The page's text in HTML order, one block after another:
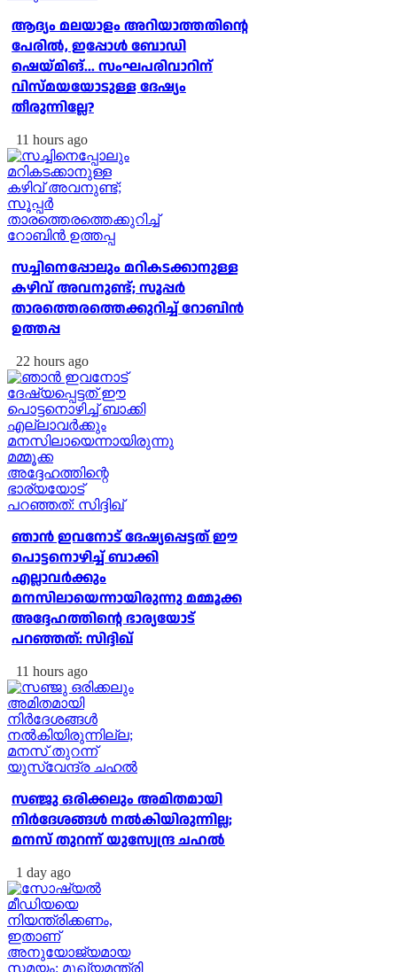
ആദ്യം മലയാളം അറിയാത്തതിന്റെ
പേരില്‍, ഇപ്പോള്‍ ബോഡി
ഷെയ്മിങ്... സംഘപരിവാറിന്
വിസ്മയയോടുള്ള ദേഷ്യം
തീരുന്നില്ലേ?
11 hours ago
സച്ചിനെപ്പോലും മറികടക്കാനുള്ള
കഴിവ് അവനുണ്ട്; സൂപ്പര്‍
താരത്തെരത്തെക്കുറിച്ച് റോബിന്‍
ഉത്തപ്പ
22 hours ago
ഞാന്‍ ഇവനോട് ദേഷ്യപ്പെട്ടത് ഈ
പൊട്ടനൊഴിച്ച് ബാക്കി
എല്ലാവര്‍ക്കും
മനസിലായെന്നായിരുന്നു മമ്മൂക്ക
അദ്ദേഹത്തിന്റെ ഭാര്യയോട്
പറഞ്ഞത്: സിദ്ദിഖ്
11 hours ago
സഞ്ജു ഒരിക്കലും അമിതമായി
നിര്‍ദേശങ്ങള്‍ നല്‍കിയിരുന്നില്ല;
മനസ് തുറന്ന് യുസ്വേന്ദ്ര ചഹല്‍
1 day ago